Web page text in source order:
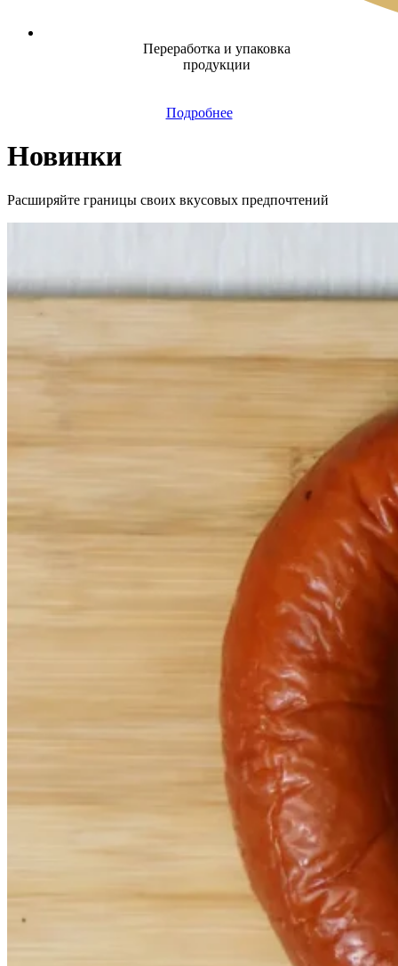
Переработка и упаковка
продукции
Подробнее
Новинки
Расширяйте границы своих вкусовых предпочтений